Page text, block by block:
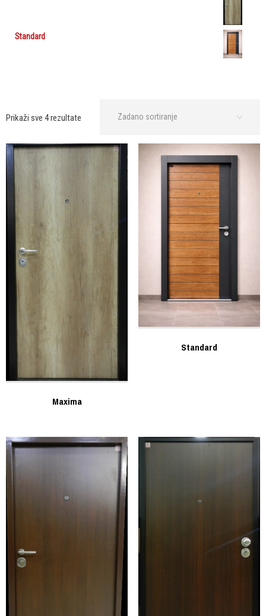
Standard
Prikaži sve 4 rezultate
Maxima
Standard